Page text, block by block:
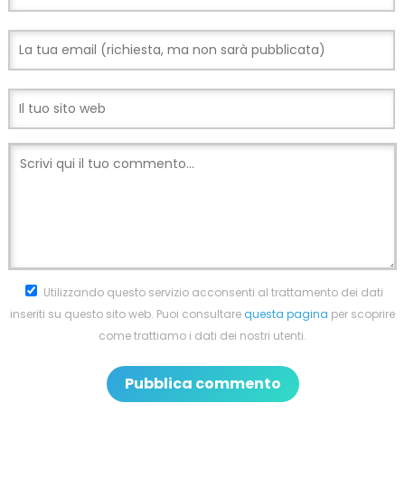
Utilizzando questo servizio acconsenti al trattamento dei dati
inseriti su questo sito web. Puoi consultarequesta pagina per scoprire
come trattiamo i dati dei nostri utenti.